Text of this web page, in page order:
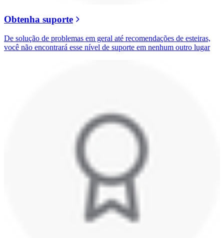
Obtenha suporte
De solução de problemas em geral até recomendações de esteiras,
você não encontrará esse nível de suporte em nenhum outro lugar